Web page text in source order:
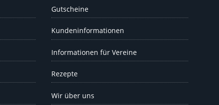
Gutscheine
Kundeninformationen
Informationen für Vereine
Rezepte
Wir über uns